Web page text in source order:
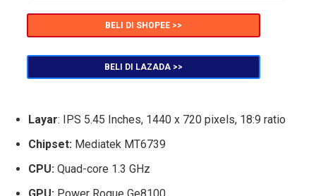
BELI DI SHOPEE >>
BELI DI LAZADA >>
Layar: IPS 5.45 Inches, 1440 x 720 pixels, 18:9 ratio
Chipset: Mediatek MT6739
CPU: Quad-core 1.3 GHz